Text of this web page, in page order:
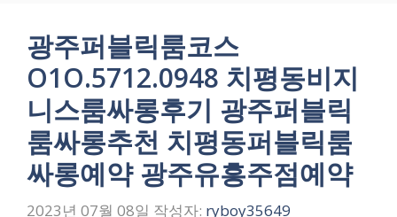
광주퍼블릭룸코스
O1O.5712.0948 치평동비지
니스룸싸롱후기 광주퍼블릭
룸싸롱추천 치평동퍼블릭룸
싸롱예약 광주유흥주점예약
2023년 07월 08일 작성자: ryboy35649